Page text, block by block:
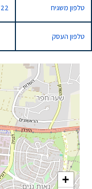
+
טלפון משגיח
טלפון העסק